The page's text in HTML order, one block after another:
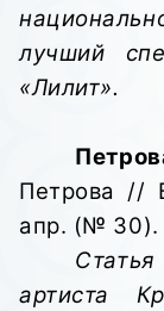
лучший
«Лилит».
Петрова //
апр. (№ 30).
артиста